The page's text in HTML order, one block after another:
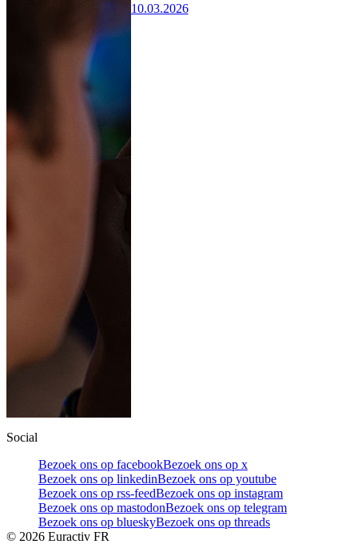
10.03.2026
Social
Bezoek ons op facebookBezoek ons op x
Bezoek ons op linkedinBezoek ons op youtube
Bezoek ons op rss-feedBezoek ons op instagram
Bezoek ons op mastodonBezoek ons op telegram
Bezoek ons op blueskyBezoek ons op threads
© 2026 Euractiv FR